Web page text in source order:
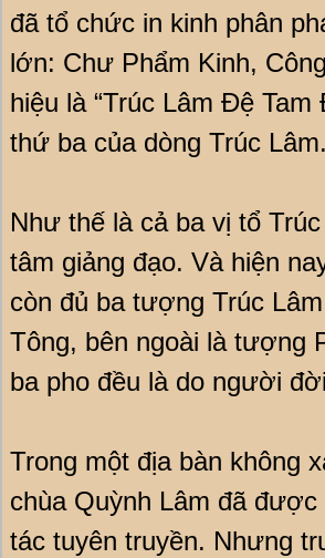
đã tổ chức in kinh phân
lớn: Chư Phẩm Kinh,
hiệu là “Trúc Lâm Đệ
thứ ba của dòng Trúc Lâm.
Như thế là cả ba vị tổ
tâm giảng đạo. Và hiện
còn đủ ba tượng Trúc
Tông, bên ngoài là tượng
ba pho đều là do người
Trong một địa bàn không
chùa Quỳnh Lâm đã
tác tuyên truyền. Nhưng